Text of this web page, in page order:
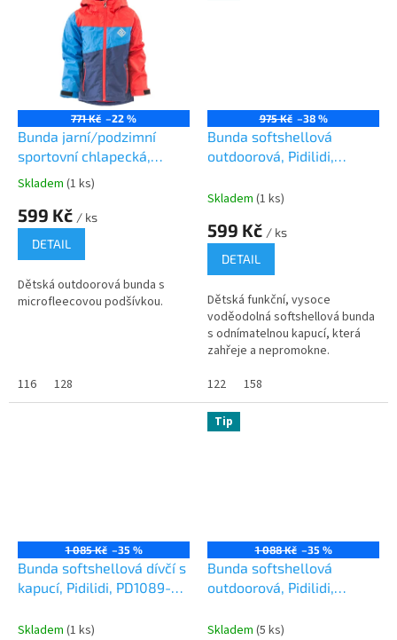
771 Kč –22 %
Bunda jarní/podzimní
sportovní chlapecká,
Pidilidi, PD1100-02, Kluk
Průměrné
produktu
5
hvězdiček.
Skladem (1 ks)
599 Kč / ks
DETAIL
Dětská outdoorová bunda s
microfleecovou podšívkou.
116 128
975 Kč –38 %
Bunda softshellová
outdoorová, Pidilidi,
Skladem (1 ks)
599 Kč / ks
DETAIL
Dětská funkční, vysoce
voděodolná softshellová bunda
s odnímatelnou kapucí, která
zahřeje a nepromokne.
122
158
1 085 Kč –35 %
Bunda softshellová dívčí s
kapucí, Pidilidi, PD1089-
Skladem (1 ks)
Tip
1 088 Kč –35 %
Bunda softshellová
outdoorová, Pidilidi,
Skladem (5 ks)